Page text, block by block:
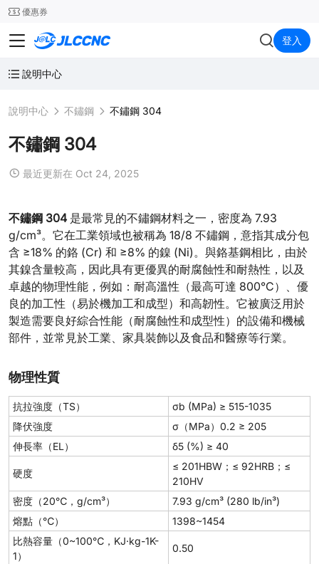
24SMT 優惠券
JLCCNC 登入
說明中心
說明中心 不鏽鋼 不鏽鋼 304
不鏽鋼 304
最近更新在 Oct 24, 2025
不鏽鋼 304 是最常見的不鏽鋼材料之一，密度為 7.93
g/cm³。它在工業領域也被稱為 18/8 不鏽鋼，意指其成分包
含 ≥18% 的鉻 (Cr) 和 ≥8% 的鎳 (Ni)。與鉻基鋼相比，由於
其鎳含量較高，因此具有更優異的耐腐蝕性和耐熱性，以及
卓越的物理性能，例如：耐高溫性（最高可達 800°C）、優
良的加工性（易於機加工和成型）和高韌性。它被廣泛用於
製造需要良好綜合性能（耐腐蝕性和成型性）的設備和機械
部件，並常見於工業、家具裝飾以及食品和醫療等行業。
物理性質
抗拉強度（TS）
σb (MPa) ≥ 515-1035
降伏強度
σ（MPa）0.2 ≥ 205
伸長率（EL）
δ5 (%) ≥ 40
硬度
≤ 201HBW；≤ 92HRB；≤
210HV
密度（20℃，g/cm³）
7.93 g/cm³ (280 lb/in³)
熔點（℃）
1398~1454
比熱容量（0~100℃，KJ·kg-1K-
1）
0.50